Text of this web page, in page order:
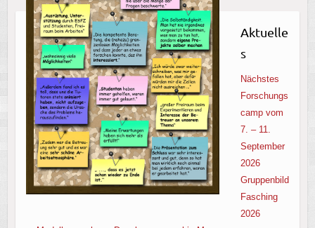
Aktuelle
s
Nächstes
Forschungs
camp vom
7. – 11.
September
2026
Gruppenbild
Fasching
2026